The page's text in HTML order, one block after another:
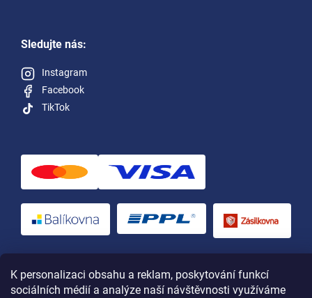
K personalizaci obsahu a reklam, poskytování funkcí
sociálních médií a analýze naší návštěvnosti využíváme
Sledujte nás:
Instagram
Facebook
TikTok